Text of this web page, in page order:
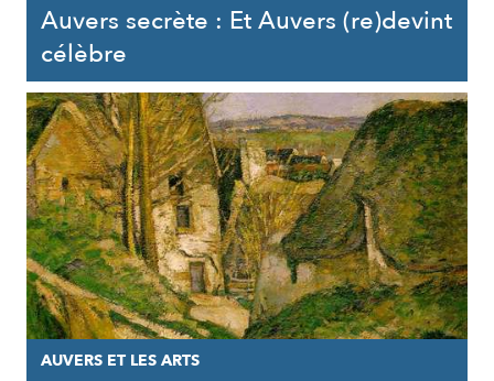
Auvers secrète : Et Auvers (re)devint
célèbre
AUVERS ET LES ARTS